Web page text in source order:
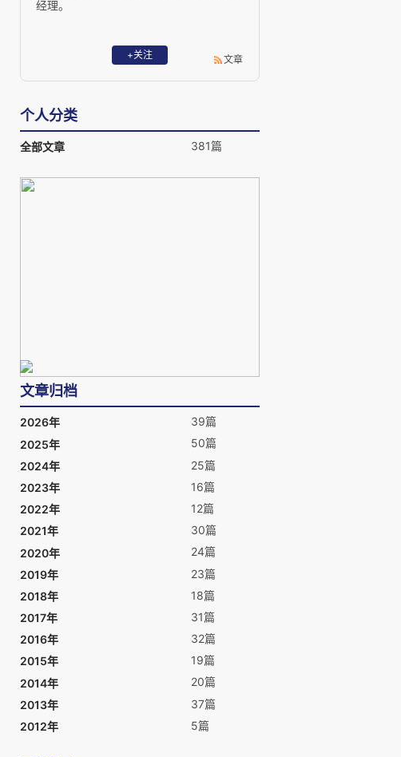
经理。
+关注 文章
个人分类
全部文章 381篇
文章归档
2026年
39篇
2025年
50篇
2024年
25篇
2023年
16篇
2022年
12篇
2021年
30篇
2020年
24篇
2019年
23篇
2018年
18篇
2017年
31篇
2016年
32篇
2015年
19篇
2014年
20篇
2013年
37篇
2012年
5篇